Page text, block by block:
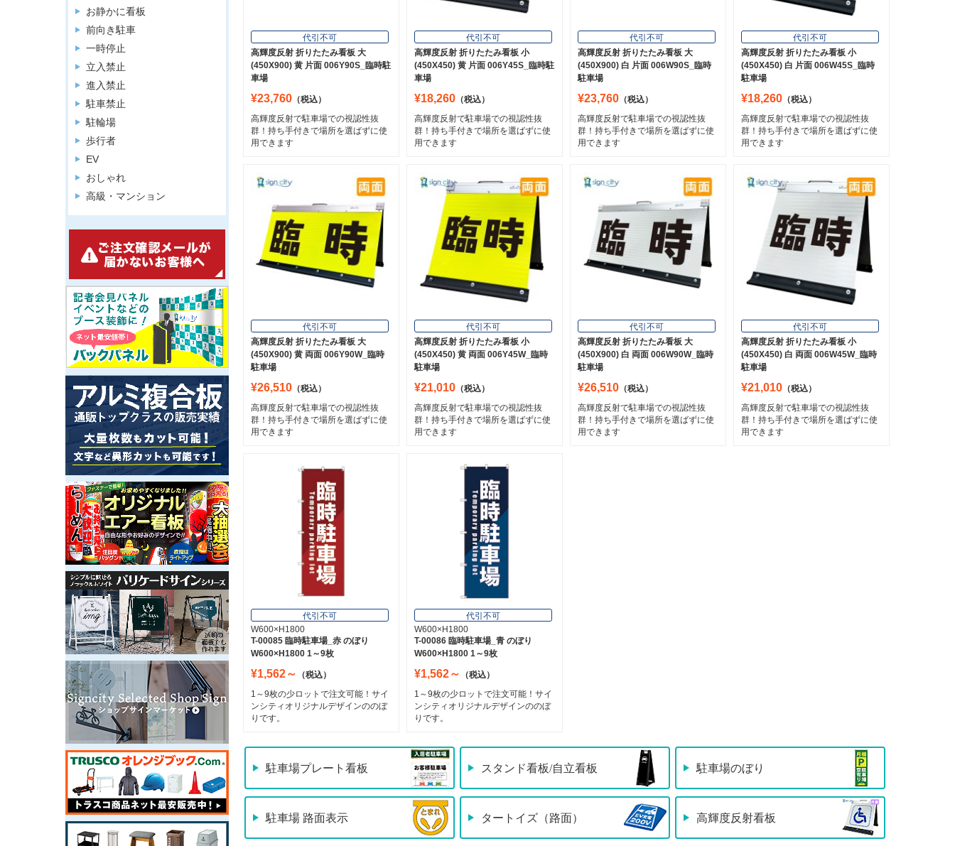
代引不可
高輝度反射 折りたたみ看板 大
(450X900) 黄 片面 006Y90S_臨時駐
車場
¥23,760 （税込）
高輝度反射で駐車場での視認性抜
群！持ち手付きで場所を選ばずに使
用できます
代引不可
高輝度反射 折りたたみ看板 小
(450X450) 黄 片面 006Y45S_臨時駐
車場
¥18,260 （税込）
高輝度反射で駐車場での視認性抜
群！持ち手付きで場所を選ばずに使
用できます
代引不可
高輝度反射 折りたたみ看板 大
(450X900) 白 片面 006W90S_臨時
駐車場
¥23,760 （税込）
高輝度反射で駐車場での視認性抜
群！持ち手付きで場所を選ばずに使
用できます
代引不可
高輝度反射 折りたたみ看板 小
(450X450) 白 片面 006W45S_臨時
駐車場
¥18,260 （税込）
高輝度反射で駐車場での視認性抜
群！持ち手付きで場所を選ばずに使
用できます
代引不可
高輝度反射 折りたたみ看板 大
(450X900) 黄 両面 006Y90W_臨時
駐車場
¥26,510 （税込）
高輝度反射で駐車場での視認性抜
群！持ち手付きで場所を選ばずに使
用できます
代引不可
高輝度反射 折りたたみ看板 小
(450X450) 黄 両面 006Y45W_臨時
駐車場
¥21,010 （税込）
高輝度反射で駐車場での視認性抜
群！持ち手付きで場所を選ばずに使
用できます
代引不可
高輝度反射 折りたたみ看板 大
(450X900) 白 両面 006W90W_臨時
駐車場
¥26,510 （税込）
高輝度反射で駐車場での視認性抜
群！持ち手付きで場所を選ばずに使
用できます
代引不可
高輝度反射 折りたたみ看板 小
(450X450) 白 両面 006W45W_臨時
駐車場
¥21,010 （税込）
高輝度反射で駐車場での視認性抜
群！持ち手付きで場所を選ばずに使
用できます
代引不可
W600×H1800
T-00085 臨時駐車場_赤 のぼり
W600×H1800 1～9枚
¥1,562～
（税込）
1～9枚の少ロットで注文可能！サイ
ンシティオリジナルデザインののぼ
りです。
代引不可
W600×H1800
T-00086 臨時駐車場_青 のぼり
W600×H1800 1～9枚
¥1,562～
（税込）
1～9枚の少ロットで注文可能！サイ
ンシティオリジナルデザインののぼ
りです。
駐車場プレート看板 スタンド看板/自立看板 駐車場のぼり
駐車場 路面表示 タートイズ（路面） 高輝度反射看板
お静かに看板
前向き駐車
一時停止
立入禁止
進入禁止
駐車禁止
駐輪場
歩行者
EV
おしゃれ
高級・マンション